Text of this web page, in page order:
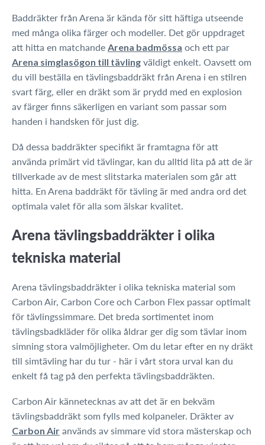
Baddräkter från Arena är kända för sitt häftiga utseende
med många olika färger och modeller. Det gör uppdraget
att hitta en matchande Arena badmössa och ett par
Arena simglasögon till tävling väldigt enkelt. Oavsett om
du vill beställa en tävlingsbaddräkt från Arena i en stilren
svart färg, eller en dräkt som är prydd med en explosion
av färger finns säkerligen en variant som passar som
handen i handsken för just dig.
Då dessa baddräkter specifikt är framtagna för att
använda primärt vid tävlingar, kan du alltid lita på att de är
tillverkade av de mest slitstarka materialen som går att
hitta. En Arena baddräkt för tävling är med andra ord det
optimala valet för alla som älskar kvalitet.
Arena tävlingsbaddräkter i olika
tekniska material
Arena tävlingsbaddräkter i olika tekniska material som
Carbon Air, Carbon Core och Carbon Flex passar optimalt
för tävlingssimmare. Det breda sortimentet inom
tävlingsbadkläder för olika åldrar ger dig som tävlar inom
simning stora valmöjligheter. Om du letar efter en ny dräkt
till simtävling har du tur - här i vårt stora urval kan du
enkelt få tag på den perfekta tävlingsbaddräkten.
Carbon Air kännetecknas av att det är en bekväm
tävlingsbaddräkt som fylls med kolpaneler. Dräkter av
Carbon Air används av simmare vid stora mästerskap och